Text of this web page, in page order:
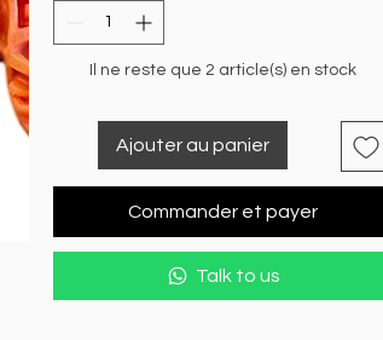
Il ne reste que 2 article(s) en stock
Ajouter au panier
Commander et payer
Talk to us